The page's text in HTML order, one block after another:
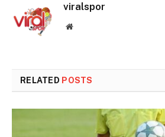
viralspor
Website
RELATED POSTS